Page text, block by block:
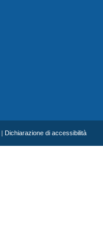
Dichiarazione di accessibilità